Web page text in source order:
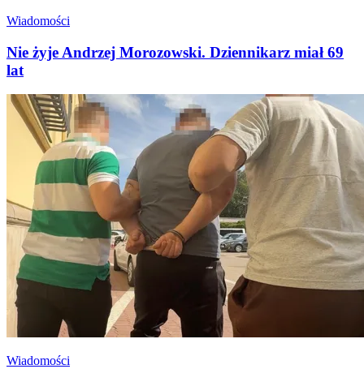
Wiadomości
Nie żyje Andrzej Morozowski. Dziennikarz miał 69
lat
Wiadomości